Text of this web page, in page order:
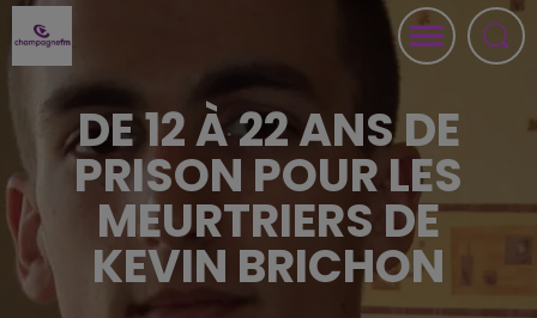
DE 12 À 22 ANS DE
PRISON POUR LES
MEURTRIERS DE
KEVIN BRICHON